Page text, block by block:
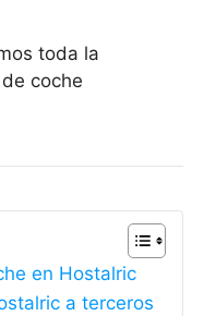
toda la
coche
en Hostalric
a terceros